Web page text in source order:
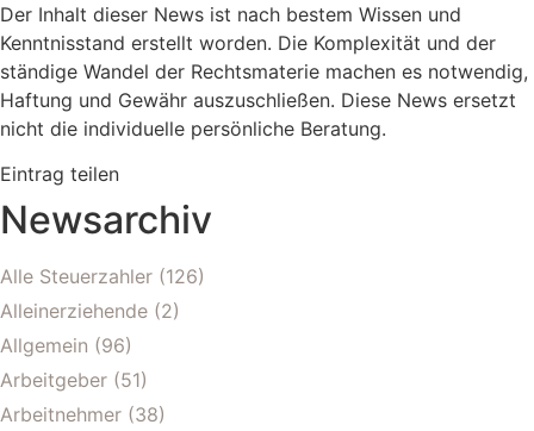
Der Inhalt dieser News ist nach bestem Wissen und
Kenntnisstand erstellt worden. Die Komplexität und der
ständige Wandel der Rechtsmaterie machen es notwendig,
Haftung und Gewähr auszuschließen. Diese News ersetzt
nicht die individuelle persönliche Beratung.
Eintrag teilen
Newsarchiv
Alle Steuerzahler (126)
Alleinerziehende (2)
Allgemein (96)
Arbeitgeber (51)
Arbeitnehmer (38)